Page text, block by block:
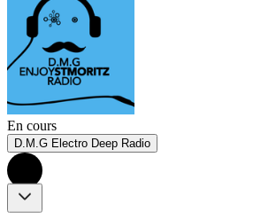
En cours
D.M.G Electro Deep Radio